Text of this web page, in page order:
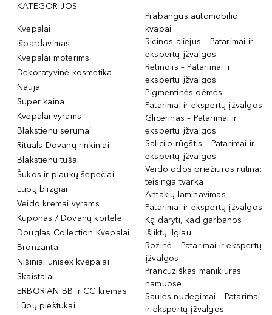
KATEGORIJOS
Kvepalai
Išpardavimas
Kvepalai moterims
Dekoratyvinė kosmetika
Nauja
Super kaina
Kvepalai vyrams
Blakstienų serumai
Rituals Dovanų rinkiniai
Blakstienų tušai
Šukos ir plaukų šepečiai
Lūpų blizgiai
Veido kremai vyrams
Kuponas / Dovanų kortelė
Douglas Collection Kvepalai
Bronzantai
Nišiniai unisex kvepalai
Skaistalai
ERBORIAN BB ir CC kremas
Lūpų pieštukai
Prabangūs automobilio
kvapai
Ricinos aliejus – Patarimai ir
ekspertų įžvalgos
Retinolis – Patarimai ir
ekspertų įžvalgos
Pigmentinės dėmės –
Patarimai ir ekspertų įžvalgos
Glicerinas – Patarimai ir
ekspertų įžvalgos
Salicilo rūgštis – Patarimai ir
ekspertų įžvalgos
Veido odos priežiūros rutina:
teisinga tvarka
Antakių laminavimas –
Patarimai ir ekspertų įžvalgos
Ką daryti, kad garbanos
išliktų ilgiau
Rožinė – Patarimai ir ekspertų
įžvalgos
Prancūziškas manikiūras
namuose
Saulės nudegimai – Patarimai
ir ekspertų įžvalgos